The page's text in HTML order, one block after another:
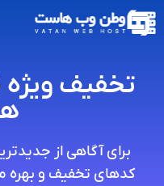
تخفیف
برای آگاهی از
کدهای تخفیف و